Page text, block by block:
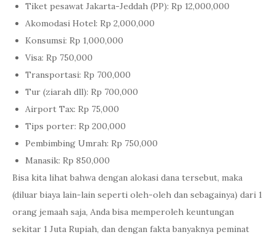
Tiket pesawat Jakarta-Jeddah (PP): Rp 12,000,000
Akomodasi Hotel: Rp 2,000,000
Konsumsi: Rp 1,000,000
Visa: Rp 750,000
Transportasi: Rp 700,000
Tur (ziarah dll): Rp 700,000
Airport Tax: Rp 75,000
Tips porter: Rp 200,000
Pembimbing Umrah: Rp 750,000
Manasik: Rp 850,000
Bisa kita lihat bahwa dengan alokasi dana tersebut, maka
(diluar biaya lain-lain seperti oleh-oleh dan sebagainya) dari 1
orang jemaah saja, Anda bisa memperoleh keuntungan
sekitar 1 Juta Rupiah, dan dengan fakta banyaknya peminat